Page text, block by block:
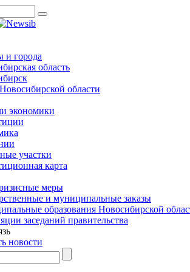
и города
область
области
экономики
участки
карта
меры
и муниципальные заказы
образования Новосибирской
заседаний правительства
новости